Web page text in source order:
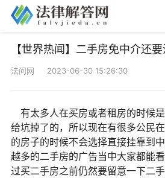
【世界热闻】二手房免中介还
法问网 2023-06-30 15:26:30
有太多人在买房或者租房的时候
给坑掉了的，所以现在有很多公民
的房子的时候不会选择直接挂靠到
越多的二手房的广告当中大家都能
过买二手房之前仍然要留意一下二